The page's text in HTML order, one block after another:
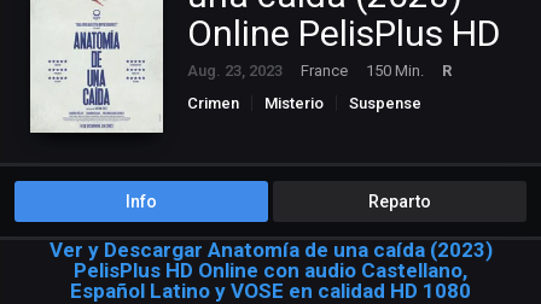
Online PelisPlus HD
Aug. 23, 2023 France 150 Min.
R
Crimen
Misterio Suspense
Info Reparto
Ver y Descargar Anatomía de una caída (2023)
PelisPlus HD Online con audio Castellano,
Español Latino y VOSE en calidad HD 1080